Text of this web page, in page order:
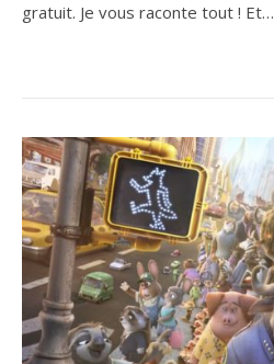
gratuit. Je vous raconte tout ! Et…